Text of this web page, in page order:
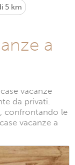
5 km
a
vacanze
da privati.
confrontando le
vacanze a